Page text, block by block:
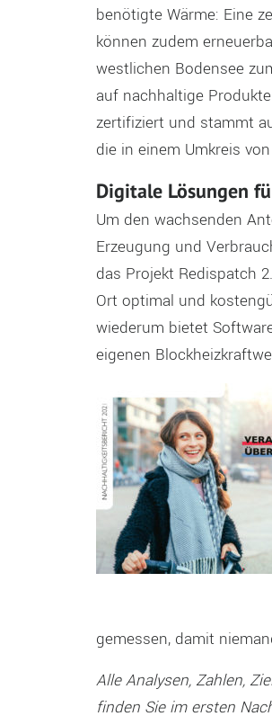
benötigte Wärme: Eine
können zudem
westlichen Bodensee
auf nachhaltige
zertifiziert und stammt
die in einem Umkreis
Digitale Lösungen
Um den wachsenden
Erzeugung und
das Projekt Redispatch
Ort optimal und
wiederum bietet
eigenen
gemessen, damit
Alle Analysen, Zahlen,
finden Sie im ersten